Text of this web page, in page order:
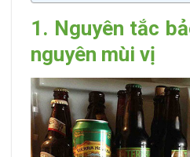
1. Nguyên tắc
nguyên mùi vị